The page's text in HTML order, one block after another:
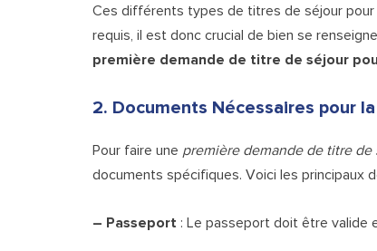
Ces différents types de titres de séjour
requis, il est donc crucial de bien se
première demande de titre de séjour
2. Documents Nécessaires pour
Pour faire une première demande de titre
documents spécifiques. Voici les principaux
– Passeport : Le passeport doit être valide